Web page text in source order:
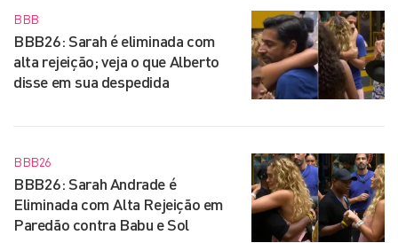
BBB
BBB26: Sarah é eliminada com
alta rejeição; veja o que Alberto
disse em sua despedida
BBB26
BBB26: Sarah Andrade é
Eliminada com Alta Rejeição em
Paredão contra Babu e Sol